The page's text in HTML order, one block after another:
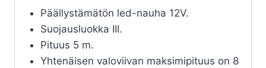
Päällystämätön led-nauha 12V.
Suojausluokka III.
Pituus 5 m.
Yhtenäisen valoviivan maksimipituus on 8